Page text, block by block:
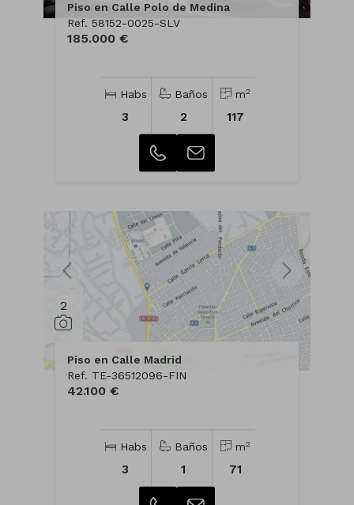
Piso en Calle Polo de Medina
Ref. 58152-0025-SLV
185.000 €
Habs
3
Baños
2
m2
117
2
Piso en Calle Madrid
Ref. TE-36512096-FIN
42.100 €
Habs
3
Baños
1
m2
71